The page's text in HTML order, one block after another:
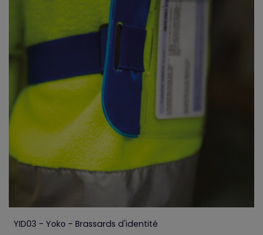
YID03 - Yoko - Brassards d'identité